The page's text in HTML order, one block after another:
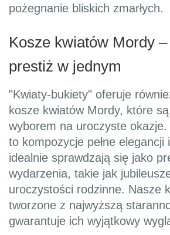
pożegnanie bliskich zmarłych.
Kosze kwiatów Mordy
prestiż w jednym
"Kwiaty-bukiety" oferuje
kosze kwiatów Mordy, które są
wyborem na uroczyste
to kompozycje pełne
idealnie sprawdzają się jako
wydarzenia, takie jak
uroczystości rodzinne. Nasze
tworzone z najwyższą
gwarantuje ich wyjątkowy